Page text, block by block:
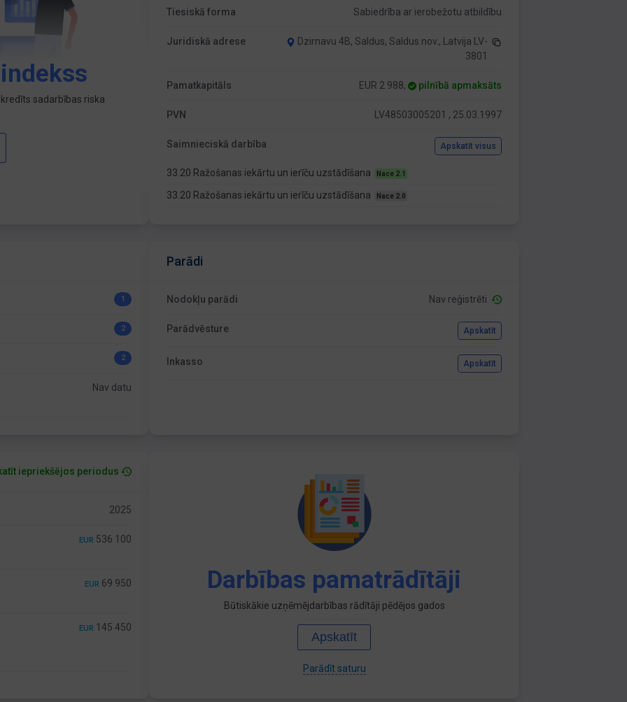
sadarbības riska
Tiesiskā forma Sabiedrība ar ierobežotu atbildību
Juridiskā adrese
Dzirnavu 4B, Saldus, Saldus nov., Latvija LV-
3801
Pamatkapitāls EUR 2 988, pilnībā apmaksāts
PVN LV48503005201 , 25.03.1997
Saimnieciskā darbība Apskatīt visus
33.20 Ražošanas iekārtu un ierīču uzstādīšana Nace 2.1
33.20 Ražošanas iekārtu un ierīču uzstādīšana Nace 2.0
1
2
2
Nav datu
Parādi
Nodokļu parādi Nav reģistrēti
Parādvēsture Apskatīt
Inkasso Apskatīt
iepriekšējos periodus
2025
EUR 536 100
EUR 69 950
EUR 145 450
Darbības pamatrādītāji
Būtiskākie uzņēmējdarbības rādītāji pēdējos gados
Apskatīt
Parādīt saturu